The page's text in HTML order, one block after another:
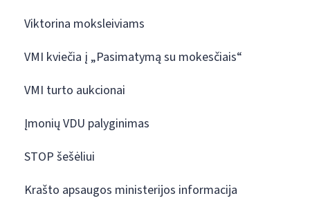
Viktorina moksleiviams
VMI kviečia į „Pasimatymą su mokesčiais“
VMI turto aukcionai
Įmonių VDU palyginimas
STOP šešėliui
Krašto apsaugos ministerijos informacija